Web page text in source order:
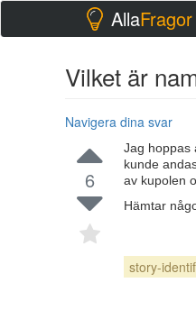
AllaFragor
Vilket är
Navigera dina svar
6
Jag hoppas
kunde
av kupolen
Hämtar
story-